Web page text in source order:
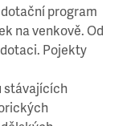
program
na venkově. Od
dotaci. Pojekty
stávajících